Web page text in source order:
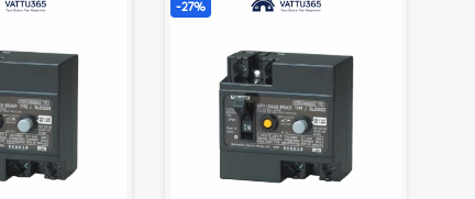
-27%